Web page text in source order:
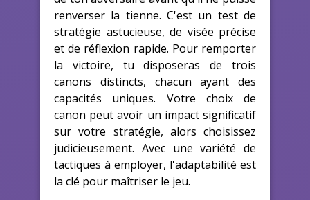
renverser la tienne. C'est un test de
stratégie astucieuse, de visée précise
et de réflexion rapide. Pour remporter
la victoire, tu disposeras de trois
canons distincts, chacun ayant des
capacités uniques. Votre choix de
canon peut avoir un impact significatif
sur votre stratégie, alors choisissez
judicieusement. Avec une variété de
tactiques à employer, l'adaptabilité est
la clé pour maîtriser le jeu.